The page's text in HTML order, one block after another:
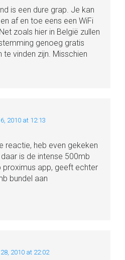
is een dure grap. Je kan
af en toe eens een WiFi
zoals hier in België zullen
genoeg gratis
vinden zijn. Misschien
2010 at 12:13
reactie, heb even gekeken
is de intense 500mb
proximus app, geeft echter
bundel aan
2010 at 22:02